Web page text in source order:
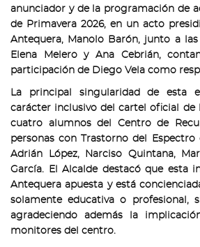
anunciador y de la programación de
de Primavera 2026, en un acto
Antequera, Manolo Barón, junto a
Elena Melero y Ana Cebrián,
participación de Diego Vela como
La principal singularidad de esta
carácter inclusivo del cartel oficial de
cuatro alumnos del Centro de
personas con Trastorno del Espectro
Adrián López, Narciso Quintana,
García. El Alcalde destacó que esta
Antequera apuesta y está
solamente educativa o profesional,
agradeciendo además la
monitores del centro.